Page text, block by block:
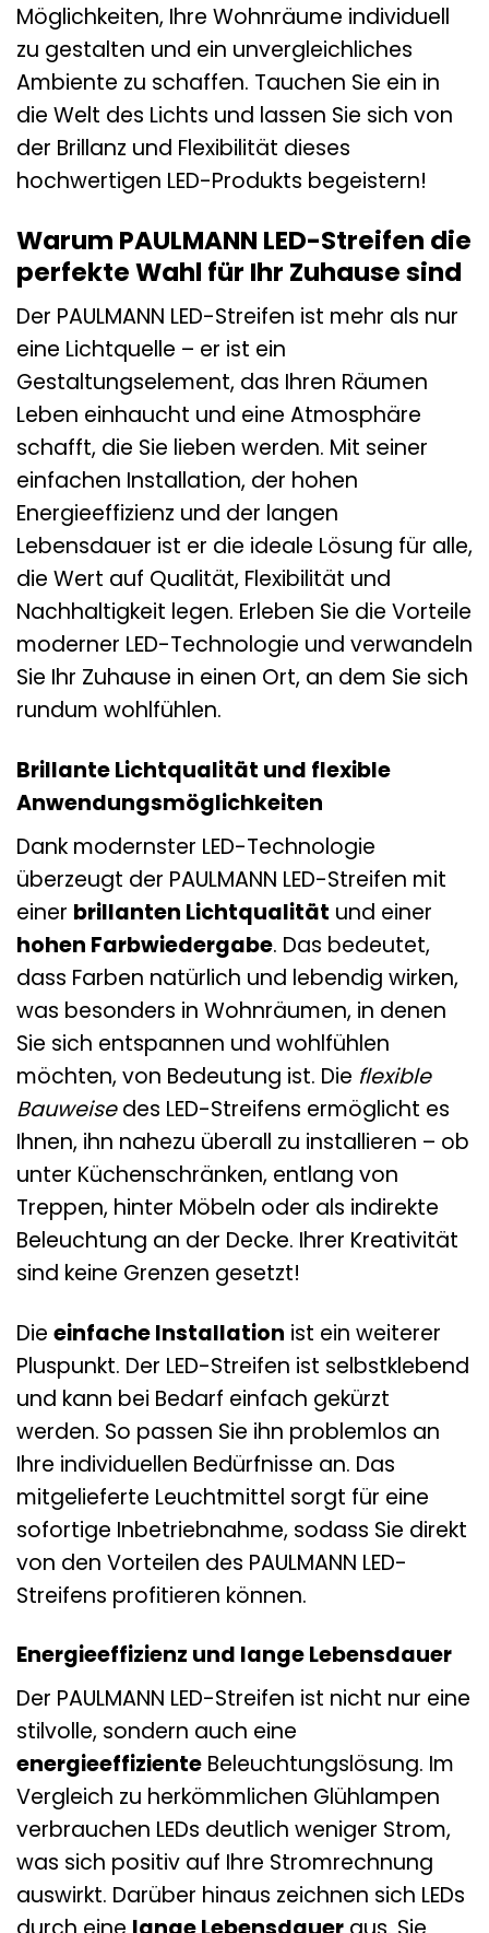
Möglichkeiten, Ihre Wohnräume individuell
zu gestalten und ein unvergleichliches
Ambiente zu schaffen. Tauchen Sie ein in
die Welt des Lichts und lassen Sie sich von
der Brillanz und Flexibilität dieses
hochwertigen LED-Produkts begeistern!
Warum PAULMANN LED-Streifen die
perfekte Wahl für Ihr Zuhause sind
Der PAULMANN LED-Streifen ist mehr als nur
eine Lichtquelle – er ist ein
Gestaltungselement, das Ihren Räumen
Leben einhaucht und eine Atmosphäre
schafft, die Sie lieben werden. Mit seiner
einfachen Installation, der hohen
Energieeffizienz und der langen
Lebensdauer ist er die ideale Lösung für alle,
die Wert auf Qualität, Flexibilität und
Nachhaltigkeit legen. Erleben Sie die Vorteile
moderner LED-Technologie und verwandeln
Sie Ihr Zuhause in einen Ort, an dem Sie sich
rundum wohlfühlen.
Brillante Lichtqualität und flexible
Anwendungsmöglichkeiten
Dank modernster LED-Technologie
überzeugt der PAULMANN LED-Streifen mit
einer brillanten Lichtqualität und einer
hohen Farbwiedergabe. Das bedeutet,
dass Farben natürlich und lebendig wirken,
was besonders in Wohnräumen, in denen
Sie sich entspannen und wohlfühlen
möchten, von Bedeutung ist. Die flexible
Bauweisedes LED-Streifens ermöglicht es
Ihnen, ihn nahezu überall zu installieren – ob
unter Küchenschränken, entlang von
Treppen, hinter Möbeln oder als indirekte
Beleuchtung an der Decke. Ihrer Kreativität
sind keine Grenzen gesetzt!
Die einfache Installation ist ein weiterer
Pluspunkt. Der LED-Streifen ist selbstklebend
und kann bei Bedarf einfach gekürzt
werden. So passen Sie ihn problemlos an
Ihre individuellen Bedürfnisse an. Das
mitgelieferte Leuchtmittel sorgt für eine
sofortige Inbetriebnahme, sodass Sie direkt
von den Vorteilen des PAULMANN LED-
Streifens profitieren können.
Energieeffizienz und lange Lebensdauer
Der PAULMANN LED-Streifen ist nicht nur eine
stilvolle, sondern auch eine
energieeffiziente Beleuchtungslösung. Im
Vergleich zu herkömmlichen Glühlampen
verbrauchen LEDs deutlich weniger Strom,
was sich positiv auf Ihre Stromrechnung
auswirkt. Darüber hinaus zeichnen sich LEDs